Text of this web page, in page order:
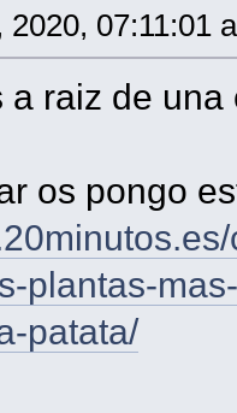
2020, 07:11:01
a raiz de
os pongo
plantas-
patata/